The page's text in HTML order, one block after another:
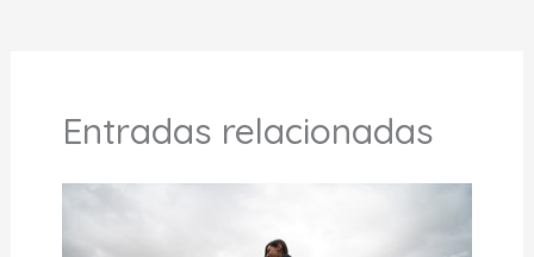
Entradas relacionadas